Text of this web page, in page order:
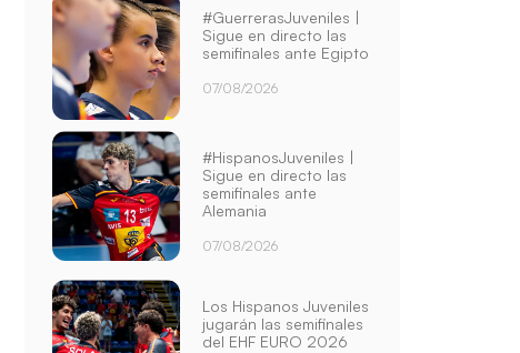
#GuerrerasJuveniles |
Sigue en directo las
semifinales ante Egipto
07/08/2026
#HispanosJuveniles |
Sigue en directo las
semifinales ante
Alemania
07/08/2026
Los Hispanos Juveniles
jugarán las semifinales
del EHF EURO 2026